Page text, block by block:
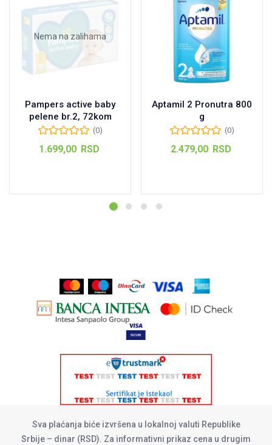
Nema na zalihama
Pampers active baby
pelene br.2, 72kom
(0)
1.699,00 RSD
Aptamil 2 Pronutra 800
g
(0)
2.479,00 RSD
Sva plaćanja biće izvršena u lokalnoj valuti Republike
Srbije – dinar (RSD). Za informativni prikaz cena u drugim